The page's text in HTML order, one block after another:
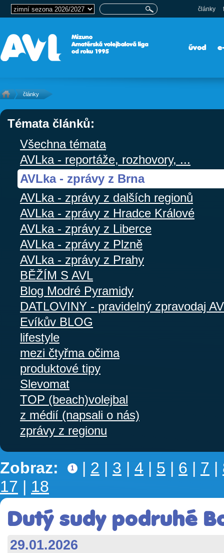
články
úvod
články
Témata článků:
Všechna témata
AVLka - reportáže, rozhovory, ...
AVLka - zprávy z Brna
AVLka - zprávy z dalších regionů
AVLka - zprávy z Hradce Králové
AVLka - zprávy z Liberce
AVLka - zprávy z Plzně
AVLka - zprávy z Prahy
BĚŽÍM S AVL
Blog Modré Pyramidy
DATLOVINY - pravidelný zpravodaj
Evíkův BLOG
lifestyle
mezi čtyřma očima
produktové tipy
Slevomat
TOP (beach)volejbal
z médií (napsali o nás)
zprávy z regionu
Zobraz: 1 | 2 | 3 | 4 | 5 | 6 | 7 |
17 | 18
Dutý sudy podruhé
29.01.2026